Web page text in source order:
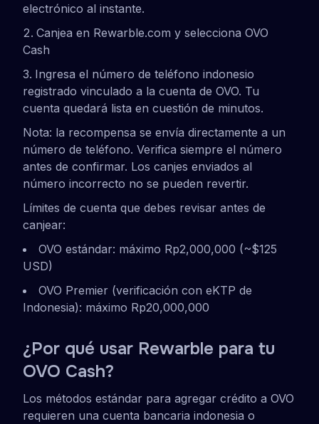
electrónico al instante.
Canjea en Rewarble.com y selecciona OVO
Cash
Ingresa el número de teléfono indonesio
registrado vinculado a la cuenta de OVO. Tu
cuenta quedará lista en cuestión de minutos.
Nota: la recompensa se envía directamente a un
número de teléfono. Verifica siempre el número
antes de confirmar. Los canjes enviados al
número incorrecto no se pueden revertir.
Límites de cuenta que debes revisar antes de
canjear:
OVO estándar: máximo Rp2,000,000 (~$125
USD)
OVO Premier (verificación con eKTP de
Indonesia): máximo Rp20,000,000
¿Por qué usar Rewarble para tu
OVO Cash?
Los métodos estándar para agregar crédito a OVO
requieren una cuenta bancaria indonesia o